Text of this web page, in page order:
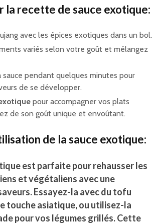
la recette de sauce exotique:
avec les épices exotiques dans un bol.
variés selon votre goût et mélangez
sauce pendant quelques minutes pour
de se développer.
pour accompagner vos plats
de son goût unique et envoûtant.
de la sauce exotique:
est parfaite pour rehausser les
et végétaliens avec une
Essayez-la avec du tofu
touche asiatique, ou utilisez-la
pour vos légumes grillés. Cette